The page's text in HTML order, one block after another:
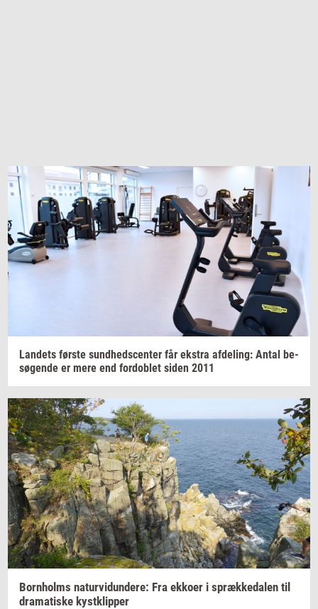
Lan­dets før­ste sund­heds­cen­ter får ek­stra af­de­ling: Antal be­
sø­gen­de er mere end for­doblet siden 2011
Born­holms na­tur­vi­dun­de­re: Fra ek­ko­er i spræk­ke­da­len til
dra­ma­ti­ske kyst­klip­per